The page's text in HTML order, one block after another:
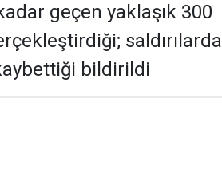
geçen yaklaşık 300
saldırılarda
bildirildi